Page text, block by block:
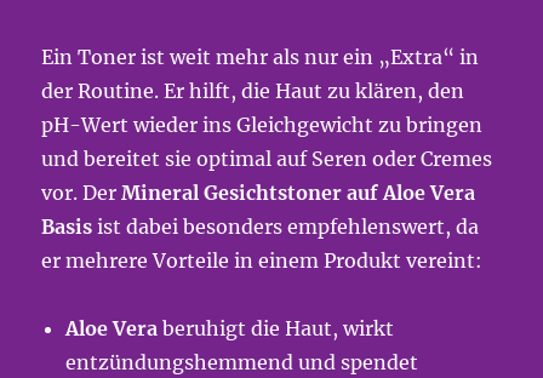
Ein Toner ist weit mehr als nur ein „Extra“ in
der Routine. Er hilft, die Haut zu klären, den
pH-Wert wieder ins Gleichgewicht zu bringen
und bereitet sie optimal auf Seren oder Cremes
vor. DerMineral Gesichtstoner auf Aloe Vera
Basis ist dabei besonders empfehlenswert, da
er mehrere Vorteile in einem Produkt vereint:
Aloe Vera beruhigt die Haut, wirkt
entzündungshemmend und spendet